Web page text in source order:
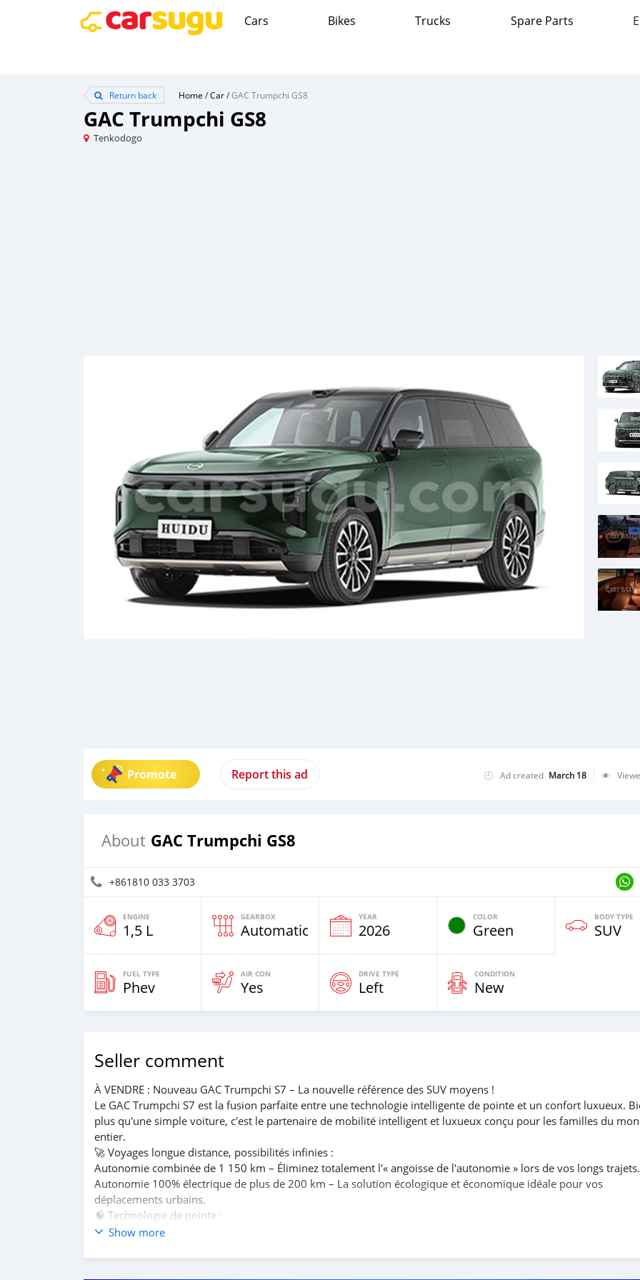
Cars Bikes Trucks Spare Parts
Return back Home /Car/GAC Trumpchi GS8
GAC Trumpchi GS8
Tenkodogo
Promote Report this ad Ad created March 18
About GAC Trumpchi GS8
+861810 033 3703
ENGINE
1,5 L
GEARBOX
Automatic
YEAR
2026
COLOR
Green
BODY TYPE
SUV
FUEL TYPE
Phev
AIR CON
Yes
DRIVE TYPE
Left
CONDITION
New
Seller comment
À VENDRE : Nouveau GAC Trumpchi S7 – La nouvelle référence des SUV moyens !
Le GAC Trumpchi S7 est la fusion parfaite entre une technologie intelligente de pointe et un confort luxueux.
plus qu'une simple voiture, c'est le partenaire de mobilité intelligent et luxueux conçu pour les familles du
entier.
🚀 Voyages longue distance, possibilités infinies :
Autonomie combinée de 1 150 km – Éliminez totalement l'« angoisse de l'autonomie » lors de vos longs trajets.
Autonomie 100% électrique de plus de 200 km – La solution écologique et économique idéale pour vos
déplacements urbains.
🧠 Technologie de pointe :
Équipé du puissant processeur Qualcomm Snapdragon 8295P et du système avancé ADiGO 6.0 – Pour une
Prise en charge du contrôle vocal dans les quatre zones du véhicule, pour une commande facile à tout
Show more